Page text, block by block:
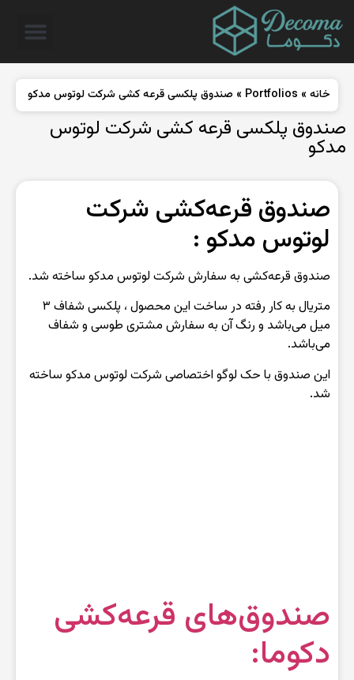
خانه »
Portfolios
» صندوق پلکسی قرعه کشی شرکت لوتوس مدکو
صندوق پلکسی قرعه کشی شرکت لوتوس
مدکو
صندوق قرعه‌کشی شرکت
لوتوس مدکو :
صندوق قرعه‌کشی به سفارش شرکت لوتوس مدکو ساخته شد.
متریال به کار رفته در ساخت این محصول ، پلکسی شفاف ۳
میل می‌باشد و رنگ آن به سفارش مشتری طوسی و شفاف
می‌باشد.
این صندوق با حک لوگو اختصاصی شرکت لوتوس مدکو ساخته
شد.
صندوق‌های قرعه‌کشی
دکوما: